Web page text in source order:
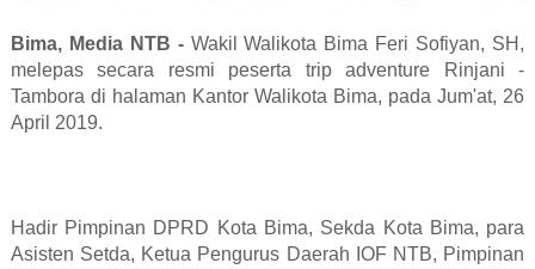
Bima, Media NTB -Wakil Walikota Bima Feri Sofiyan, SH,
melepas secara resmi peserta trip adventure Rinjani -
Tambora di halaman Kantor Walikota Bima, pada Jum'at, 26
April 2019.
Hadir Pimpinan DPRD Kota Bima, Sekda Kota Bima, para
Asisten Setda, Ketua Pengurus Daerah IOF NTB, Pimpinan